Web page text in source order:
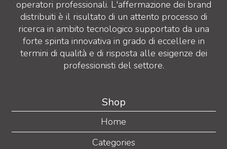
operatori professionali. L'affermazione dei brand
distribuiti è il risultato di un attento processo di
ricerca in ambito tecnologico supportato da una
forte spinta innovativa in grado di eccellere in
termini di qualità e di risposta alle esigenze dei
professionisti del settore.
Shop
Home
Categories